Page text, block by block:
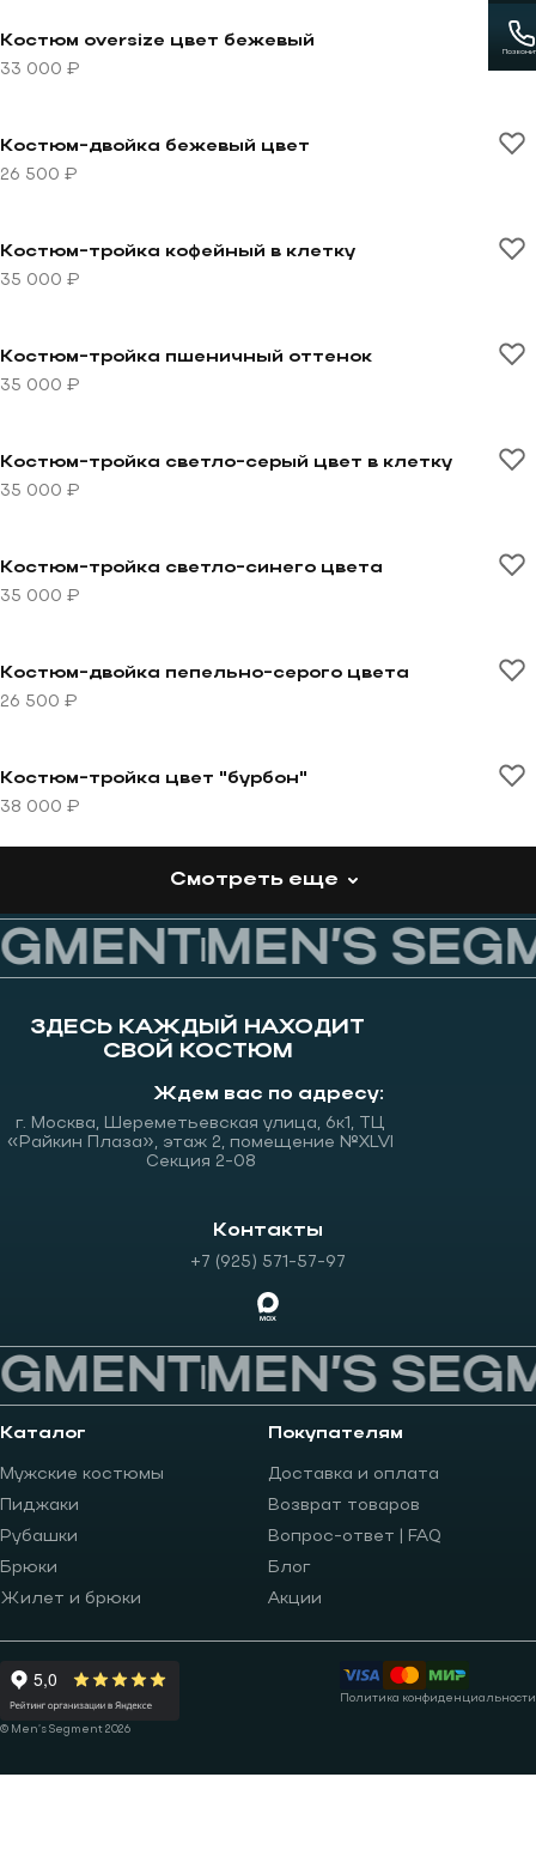
Костюм oversize цвет бежевый
33 000 ₽
Костюм-двойка бежевый цвет
26 500 ₽
Перейти к товару Костюм-тройка кофейный в клетку
Костюм-тройка кофейный в клетку
35 000 ₽
Перейти к товару Костюм-тройка пшеничный
Костюм-тройка пшеничный оттенок
35 000 ₽
Перейти к товару Костюм-тройка светло-серый цвет
Костюм-тройка светло-серый цвет в клетку
35 000 ₽
Перейти к товару Костюм-тройка светло-синего
Костюм-тройка светло-синего цвета
35 000 ₽
Перейти к товару Костюм-двойка пепельно-серого
Костюм-двойка пепельно-серого цвета
26 500 ₽
Костюм-тройка цвет "бурбон"
38 000 ₽
Смотреть еще
MEN’S
ЗДЕСЬ КАЖДЫЙ НАХОДИТ
СВОЙ КОСТЮМ
Ждем вас по адресу:
г. Москва, Шереметьевская улица, 6к1, ТЦ
«Райкин Плаза», этаж 2, помещение №XLVI
Секция 2-08
Контакты
+7 (925) 571-57-97
MEN’S
Каталог
Мужские костюмы
Пиджаки
Рубашки
Брюки
Жилет и брюки
Покупателям
Доставка и оплата
Возврат товаров
Вопрос-ответ | FAQ
Блог
Акции
© Men’s Segment 2026
Политика конфиденциальности